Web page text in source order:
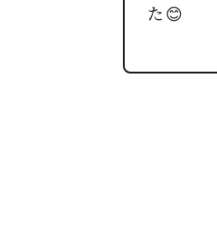
た😊